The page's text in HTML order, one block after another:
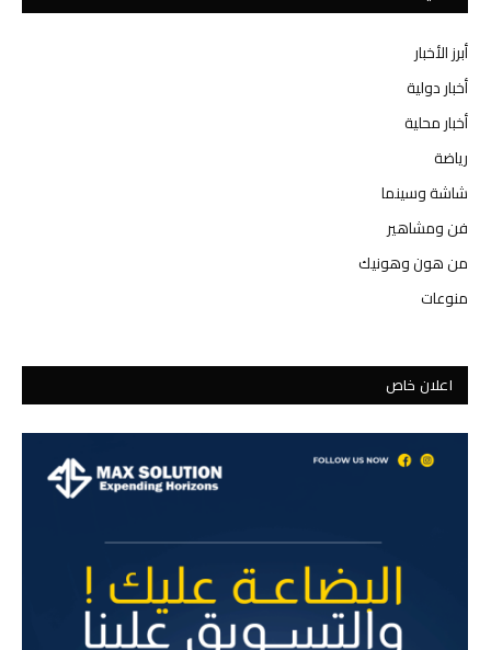
أبرز الأخبار
أخبار دولية
أخبار محلية
رياضة
شاشة وسينما
فن ومشاهير
من هون وهونيك
منوعات
اعلان خاص